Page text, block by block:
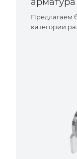
Предлагаем
категории